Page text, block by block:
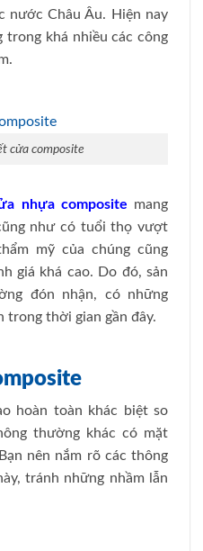
nước Châu Âu. Hiện nay
khá nhiều các công
cửa composite
nhựa composite mang
như có tuổi thọ vượt
mỹ của chúng cũng
giá khá cao. Do đó, sản
đón nhận, có những
trong thời gian gần đây.
hoàn toàn khác biệt so
thường khác có mặt
nên nắm rõ các thông
tránh những nhầm lẫn